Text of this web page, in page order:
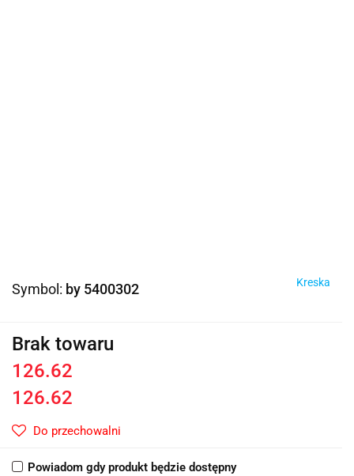
Symbol: by 5400302 Kreska
Brak towaru
126.62
126.62
Do przechowalni
Powiadom gdy produkt będzie dostępny